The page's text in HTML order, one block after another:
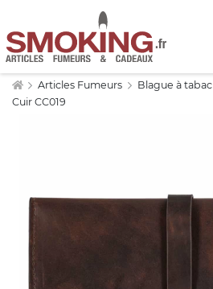
Articles Fumeurs Blague à tabac
Cuir CC019